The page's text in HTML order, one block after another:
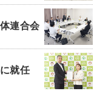
連合会
就任